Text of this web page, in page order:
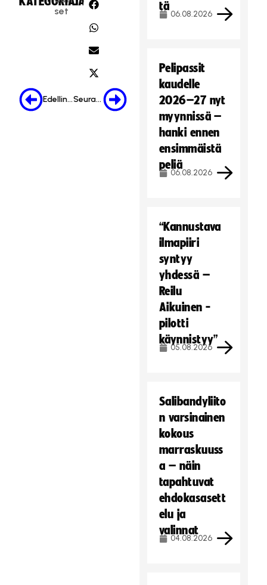
k
i
Hyväksy markkinointievästeet
set
Edellinen Seuraava
tä
06.08.2026
Pelipassit
kaudelle
2026–27 nyt
myynnissä –
hanki ennen
ensimmäistä
peliä
06.08.2026
“Kannustava
ilmapiiri
syntyy
yhdessä –
Reilu
Aikuinen -
pilotti
käynnistyy”
05.08.2026
Salibandyliito
n varsinainen
kokous
marraskuuss
a – näin
tapahtuvat
ehdokasasett
elu ja
valinnat
04.08.2026